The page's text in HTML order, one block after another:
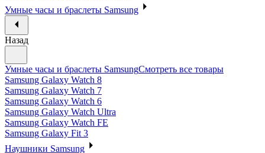
Умные часы и браслеты Samsung
Назад
Умные часы и браслеты SamsungСмотреть все товары
Samsung Galaxy Watch 8
Samsung Galaxy Watch 7
Samsung Galaxy Watch 6
Samsung Galaxy Watch Ultra
Samsung Galaxy Watch FE
Samsung Galaxy Fit 3
Наушники Samsung